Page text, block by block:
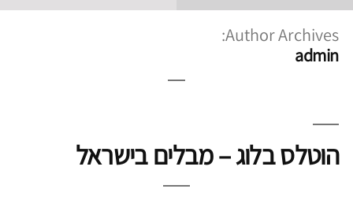
Author Archives:
admin
הוטלס בלוג – מבלים בישראל